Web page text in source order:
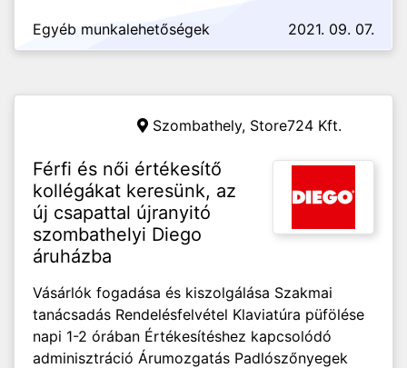
Egyéb munkalehetőségek 2021. 09. 07.
Szombathely, Store724 Kft.
Férfi és női értékesítő
kollégákat keresünk, az
új csapattal újranyitó
szombathelyi Diego
áruházba
Vásárlók fogadása és kiszolgálása Szakmai
tanácsadás Rendelésfelvétel Klaviatúra püfölése
napi 1-2 órában Értékesítéshez kapcsolódó
adminisztráció Árumozgatás Padlószőnyegek